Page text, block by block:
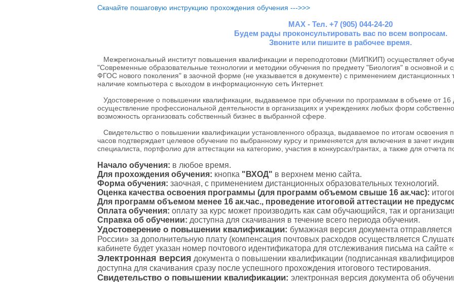
Скачайте пошаговую инструкцию прохождения обучения --->>>
MAX - Тел. +7 (905) 044-24-20
Будем рады проконсультировать вас по всем вопросам.
Звоните или пишите в рабочее время.
Межрегиональный институт повышения квалификации и переподготовки (МИПКИП) осуществляет
"Современные образовательные технологии и методики обучения по предмету "Биология" в основной и
ФГОС нового поколения" в заочной форме (не указывается в документе) с применением дистанционных
наличие компьютера с выходом в информационную сеть Интернет.
Удостоверение о повышении квалификации, выдаваемое при обучении по программам в объеме от 16
осуществление профессиональной деятельности в организациях и учреждениях любых форм
возможность организовать собственный бизнес в выбранной сфере.
Свидетельство о повышении квалификации установленного образца, выдаваемое по итогам
часов подтверждает целевое обучение по выбранному курсу и применяется для включения в зачет
специалиста, портфолио для аттестации на категорию, участия в конкурсах/грантах, а также для отчета
Начало обучения: в любое время.
Для прохождения обучения: кнопка "ВХОД" в верхнем меню сайта.
Форма обучения: заочная, с применением дистанционных образовательных технологий.
Оценка качества освоения программы (для программ объемом свыше 16 ак.час):
Для программ объемом менее 16 ак.час., проведение итоговой аттестации не
Оплата обучения: оплату за курс может производить как сам обучающийся, так и
Справка об обучении: доступна для скачивания в течение всего периода обучения.
Удостоверение о повышении квалификации: бумажная версия документа
России» за дополнительную плату (компенсация почтовых расходов осуществляется
кабинете будет указан номер почтового идентификатора для отслеживания письма на сайте
Электронная версия документа о повышении квалификации (подписанная
доступна для скачивания сразу после успешного прохождения итогового тестирования.
Свидетельство о повышении квалификации: электронная версия документа об